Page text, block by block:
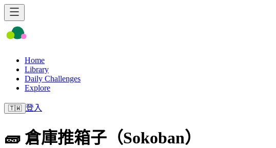
Home
Library
Daily Challenges
Explore
🇹🇼 登入
🧱 倉庫推箱子（Sokoban）